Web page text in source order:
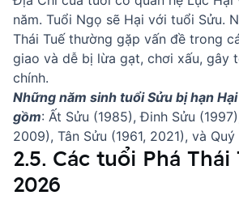
năm. Tuổi Ngọ sẽ Hại với tuổi Sửu.
Thái Tuế thường gặp vấn đề trong
giao và dễ bị lừa gạt, chơi xấu, gây
chính.
Những năm sinh tuổi Sửu bị hạn
gồm: Ất Sửu (1985), Đinh Sửu
2009), Tân Sửu (1961, 2021), và Quý
2.5. Các tuổi Phá Thái
2026